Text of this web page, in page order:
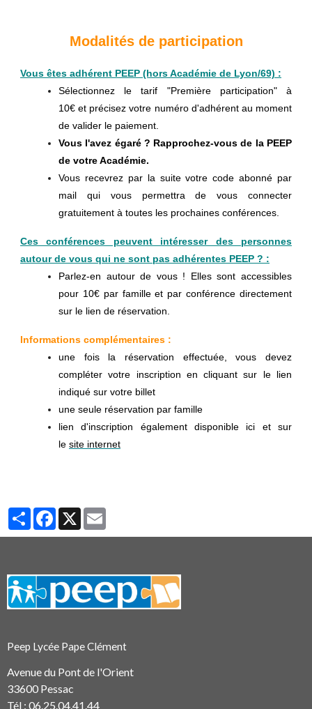
Modalités de participation
Vous êtes adhérent PEEP (hors Académie de Lyon/69) :
Sélectionnez le tarif "Première participation" à
10€ et précisez votre numéro d'adhérent au moment
de valider le paiement.
Vous l'avez égaré ? Rapprochez-vous de la PEEP
de votre Académie.
Vous recevrez par la suite votre code abonné par
mail qui vous permettra de vous connecter
gratuitement à toutes les prochaines conférences.
Ces conférences peuvent intéresser des personnes
autour de vous qui ne sont pas adhérentes PEEP ? :
Parlez-en autour de vous ! Elles sont accessibles
pour 10€ par famille et par conférence directement
sur le lien de réservation.
Informations complémentaires :
une fois la réservation effectuée, vous devez
compléter votre inscription en cliquant sur le lien
indiqué sur votre billet
une seule réservation par famille
lien d'inscription également disponible ici et sur
le site internet
PartagerFacebook
X
Peep Lycée Pape Clément
Avenue du Pont de l'Orient
33600 Pessac
Tél : 06.25.04.41.44